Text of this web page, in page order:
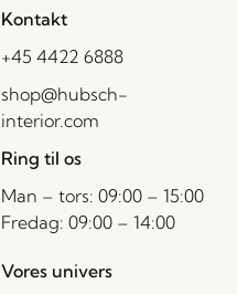
Kontakt
+45 4422 6888
shop@hubsch-
interior.com
Ring til os
Man – tors: 09:00 – 15:00
Fredag: 09:00 – 14:00
Vores univers